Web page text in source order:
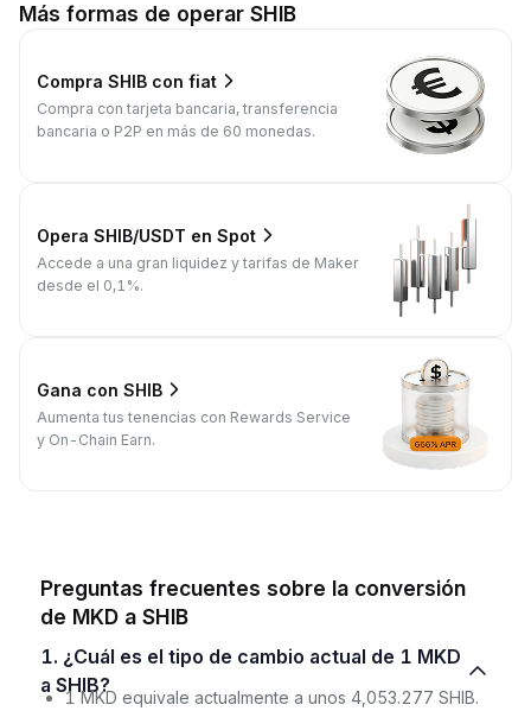
Más formas de operar SHIB
Compra SHIB con fiat
Compra con tarjeta bancaria, transferencia
bancaria o P2P en más de 60 monedas.
Opera SHIB/USDT en Spot
Accede a una gran liquidez y tarifas de Maker
desde el 0,1%.
Gana con SHIB
Aumenta tus tenencias con Rewards Service
y On-Chain Earn.
Preguntas frecuentes sobre la conversión
de MKD a SHIB
1. ¿Cuál es el tipo de cambio actual de 1 MKD
a SHIB?
1 MKD equivale actualmente a unos 4,053.277 SHIB.